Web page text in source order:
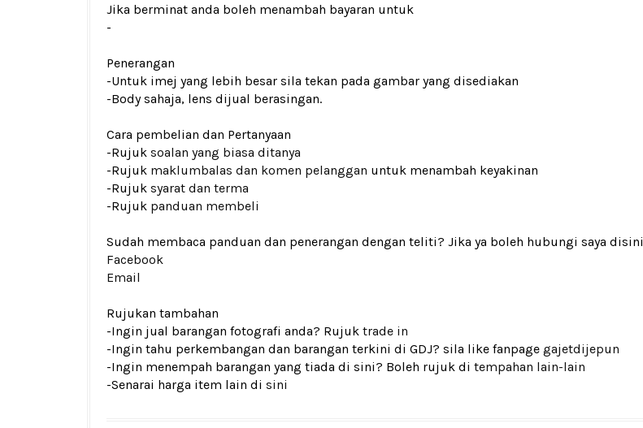
Jika berminat anda boleh menambah bayaran untuk
-
Penerangan
-Untuk imej yang lebih besar sila tekan pada gambar yang disediakan
-Body sahaja, lens dijual berasingan.
Cara pembelian dan Pertanyaan
-Rujuk soalan yang biasa ditanya
-Rujuk maklumbalas dan komen pelanggan untuk menambah keyakinan
-Rujuk syarat dan terma
-Rujuk panduan membeli
Sudah membaca panduan dan penerangan dengan teliti? Jika ya boleh hubungi saya disini
Facebook
Email
Rujukan tambahan
-Ingin jual barangan fotografi anda? Rujuk trade in
-Ingin tahu perkembangan dan barangan terkini di GDJ? sila like fanpage gajetdijepun
-Ingin menempah barangan yang tiada di sini? Boleh rujuk di tempahan lain-lain
-Senarai harga item lain di sini